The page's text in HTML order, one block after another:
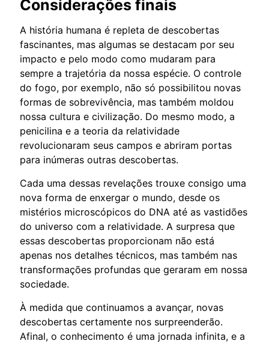
Considerações finais
A história humana é repleta de descobertas
fascinantes, mas algumas se destacam por seu
impacto e pelo modo como mudaram para
sempre a trajetória da nossa espécie. O controle
do fogo, por exemplo, não só possibilitou novas
formas de sobrevivência, mas também moldou
nossa cultura e civilização. Do mesmo modo, a
penicilina e a teoria da relatividade
revolucionaram seus campos e abriram portas
para inúmeras outras descobertas.
Cada uma dessas revelações trouxe consigo uma
nova forma de enxergar o mundo, desde os
mistérios microscópicos do DNA até as vastidões
do universo com a relatividade. A surpresa que
essas descobertas proporcionam não está
apenas nos detalhes técnicos, mas também nas
transformações profundas que geraram em nossa
sociedade.
À medida que continuamos a avançar, novas
descobertas certamente nos surpreenderão.
Afinal, o conhecimento é uma jornada infinita, e a